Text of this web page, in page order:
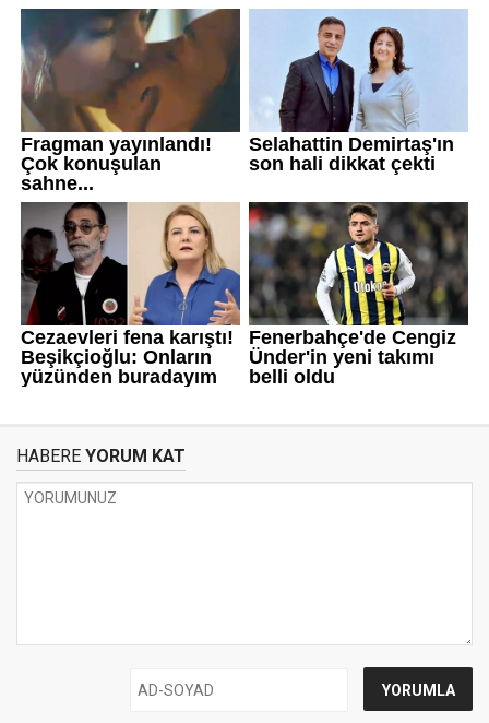
HABERE YORUM KAT